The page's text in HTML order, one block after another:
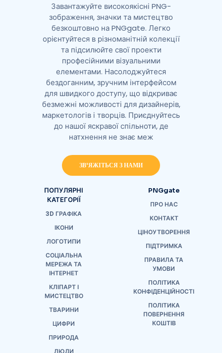
Завантажуйте високоякісні PNG-
зображення, значки та мистецтво
безкоштовно на PNGgate. Легко
орієнтуйтеся в різноманітній колекції
та підсилюйте свої проекти
професійними візуальними
елементами. Насолоджуйтеся
бездоганним, зручним інтерфейсом
для швидкого доступу, що відкриває
безмежні можливості для дизайнерів,
маркетологів і творців. Приєднуйтесь
до нашої яскравої спільноти, де
натхнення не знає меж
ЗВ'ЯЖІТЬСЯ З НАМИ
ПОПУЛЯРНІ
КАТЕГОРІЇ
3D ГРАФІКА
ІКОНИ
ЛОГОТИПИ
СОЦІАЛЬНА
МЕРЕЖА ТА
ІНТЕРНЕТ
КЛІПАРТ І
МИСТЕЦТВО
ТВАРИНИ
ЦИФРИ
ПРИРОДА
ЛЮДИ
PNGgate
ПРО НАС
КОНТАКТ
ЦІНОУТВОРЕННЯ
ПІДТРИМКА
ПРАВИЛА ТА
УМОВИ
ПОЛІТИКА
КОНФІДЕНЦІЙНОСТІ
ПОЛІТИКА
ПОВЕРНЕННЯ
КОШТІВ